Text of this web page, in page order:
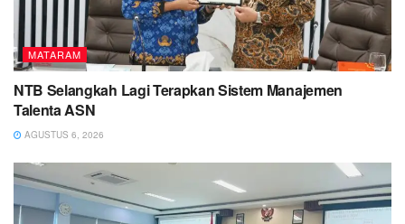
MATARAM
NTB Selangkah Lagi Terapkan Sistem Manajemen
Talenta ASN
AGUSTUS 6, 2026